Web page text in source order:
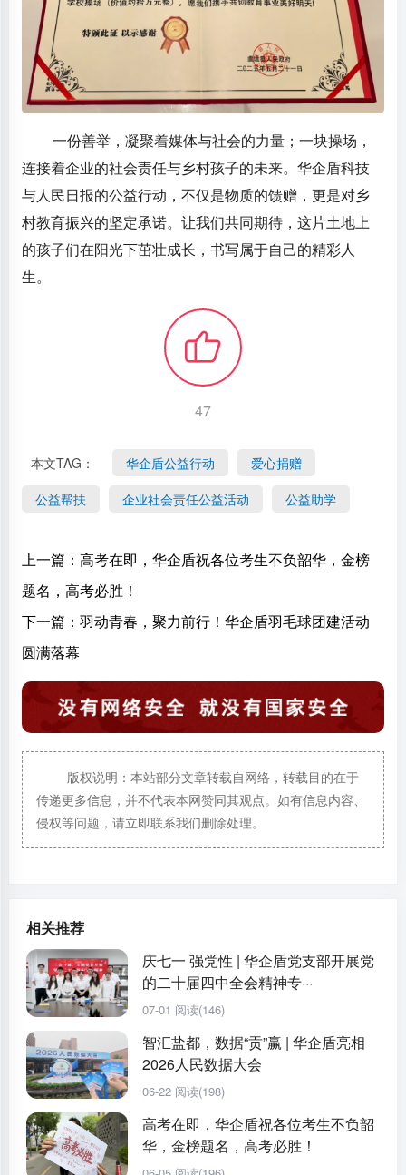
一份善举，凝聚着媒体与社会的力量；一块操场，
连接着企业的社会责任与乡村孩子的未来。华企盾科技
与人民日报的公益行动，不仅是物质的馈赠，更是对乡
村教育振兴的坚定承诺。让我们共同期待，这片土地上
的孩子们在阳光下茁壮成长，书写属于自己的精彩人
生。
47
本文TAG： 华企盾公益行动
爱心捐赠
公益帮扶
企业社会责任公益活动 公益助学
上一篇：高考在即，华企盾祝各位考生不负韶华，金榜
题名，高考必胜！
下一篇：羽动青春，聚力前行！华企盾羽毛球团建活动
圆满落幕
版权说明：本站部分文章转载自网络，转载目的在于
传递更多信息，并不代表本网赞同其观点。如有信息内容、
侵权等问题，请立即联系我们删除处理。
相关推荐
庆七一 强党性 | 华企盾党支部开展党
的二十届四中全会精神专···
07-01 阅读(146)
智汇盐都，数据“贡”赢 | 华企盾亮相
2026人民数据大会
06-22 阅读(198)
高考在即，华企盾祝各位考生不负韶
华，金榜题名，高考必胜！